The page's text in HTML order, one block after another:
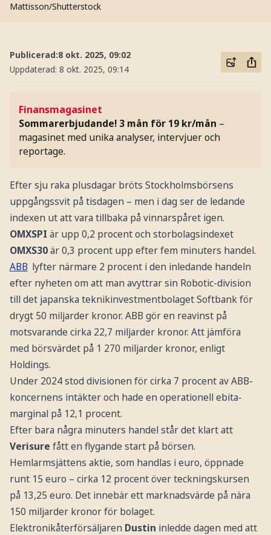
Mattisson/Shutterstock
Publicerad:8 okt. 2025, 09:02
Uppdaterad: 8 okt. 2025, 09:14
Finansmagasinet
Sommarerbjudande! 3 mån för 19 kr/mån –
magasinet med unika analyser, intervjuer och
reportage.
Efter sju raka plusdagar bröts Stockholmsbörsens
uppgångssvit på tisdagen – men i dag ser de ledande
indexen ut att vara tillbaka på vinnarspåret igen.
OMXSPI är upp 0,2 procent och storbolagsindexet
OMXS30är 0,3 procent upp efter fem minuters handel.
ABB lyfter närmare 2 procent i den inledande handeln
efter nyheten om att man avyttrar sin Robotic-division
till det japanska teknikinvestmentbolaget Softbank för
drygt 50 miljarder kronor. ABB gör en reavinst på
motsvarande cirka 22,7 miljarder kronor. Att jämföra
med börsvärdet på 1 270 miljarder kronor, enligt
Holdings.
Under 2024 stod divisionen för cirka 7 procent av ABB-
koncernens intäkter och hade en operationell ebita-
marginal på 12,1 procent.
Efter bara några minuters handel står det klart att
Verisure fått en flygande start på börsen.
Hemlarmsjättens aktie, som handlas i euro, öppnade
runt 15 euro – cirka 12 procent över teckningskursen
på 13,25 euro. Det innebär ett marknadsvärde på nära
150 miljarder kronor för bolaget.
Elektronikåterförsäljaren Dustin inledde dagen med att